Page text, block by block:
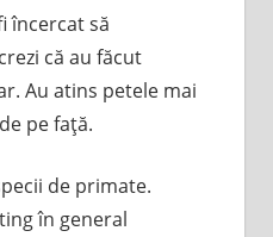
încercat să
că au făcut
Au atins petele mai
pe faţă.
de primate.
în general